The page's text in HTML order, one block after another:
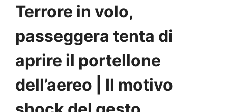
Terrore in volo,
passeggera tenta di
aprire il portellone
dell’aereo | Il motivo